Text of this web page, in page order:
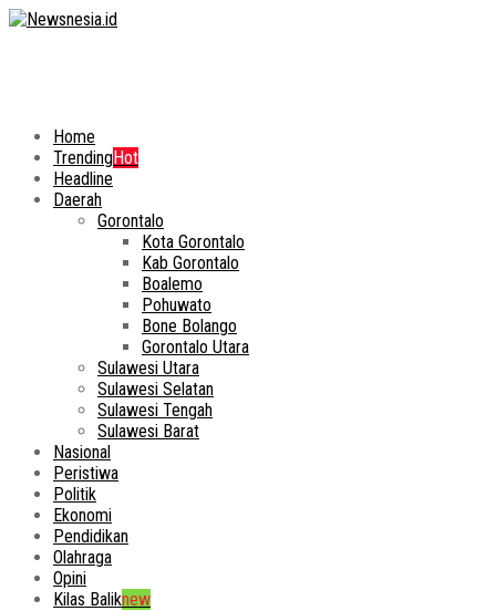
Home
TrendingHot
Headline
Daerah
Gorontalo
Kota Gorontalo
Kab Gorontalo
Boalemo
Pohuwato
Bone Bolango
Gorontalo Utara
Sulawesi Utara
Sulawesi Selatan
Sulawesi Tengah
Sulawesi Barat
Nasional
Peristiwa
Politik
Ekonomi
Pendidikan
Olahraga
Opini
Kilas Baliknew